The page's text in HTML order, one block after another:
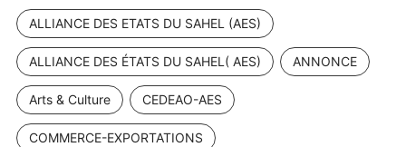
ALLIANCE DES ETATS DU SAHEL (AES)
ALLIANCE DES ÉTATS DU SAHEL( AES) ANNONCE
Arts & Culture CEDEAO-AES
COMMERCE-EXPORTATIONS